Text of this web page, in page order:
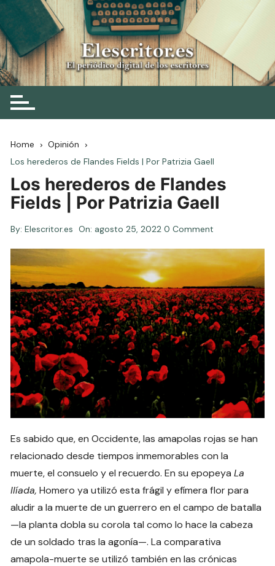
Skip
to
content
Elescritor.es
El periódico digital de los escritores
Home
Opinión
Los herederos de Flandes Fields | Por Patrizia Gaell
Los herederos de Flandes
Fields | Por Patrizia Gaell
By: Elescritor.es On: agosto 25, 2022 0 Comment
Es sabido que, en Occidente, las amapolas rojas se han
relacionado desde tiempos inmemorables con la
muerte, el consuelo y el recuerdo. En su epopeyaLa
Ilíada, Homero ya utilizó esta frágil y efímera flor para
aludir a la muerte de un guerrero en el campo de batalla
—la planta dobla su corola tal como lo hace la cabeza
de un soldado tras la agonía—. La comparativa
amapola-muerte se utilizó también en las crónicas